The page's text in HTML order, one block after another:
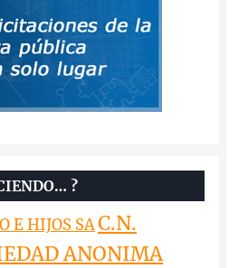
?
E HIJOS SAC.N.
ANONIMA